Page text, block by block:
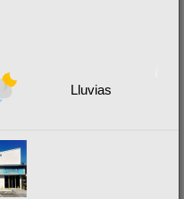
Lluvias